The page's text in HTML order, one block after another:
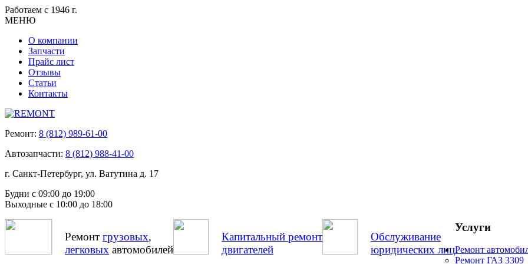
Работаем с 1946 г.
МЕНЮ
О компании
Запчасти
Прайс лист
Отзывы
Статьи
Контакты
Ремонт: 8 (812) 989-61-00
Автозапчасти: 8 (812) 988-41-00
г. Санкт-Петербург, ул. Ватутина д. 17
Будни с 09:00 до 19:00
Выходные с 10:00 до 18:00
Ремонт грузовых,
легковых автомобилей
Капитальный ремонт
двигателей
Обслуживание
юридических лиц
Услуги
Ремонт
Ремонт ГАЗ 3309